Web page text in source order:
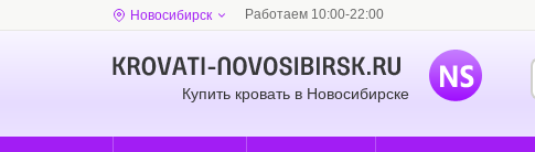
Новосибирск Работаем 10:00-22:00
Купить кровать в Новосибирске